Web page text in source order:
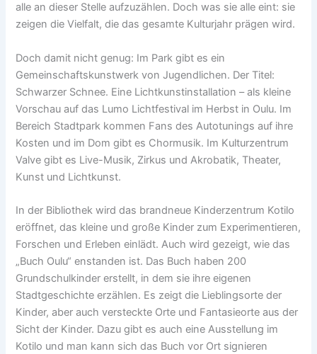
alle an dieser Stelle aufzuzählen. Doch was sie alle eint: sie
zeigen die Vielfalt, die das gesamte Kulturjahr prägen wird.
Doch damit nicht genug: Im Park gibt es ein
Gemeinschaftskunstwerk von Jugendlichen. Der Titel:
Schwarzer Schnee. Eine Lichtkunstinstallation – als kleine
Vorschau auf das Lumo Lichtfestival im Herbst in Oulu. Im
Bereich Stadtpark kommen Fans des Autotunings auf ihre
Kosten und im Dom gibt es Chormusik. Im Kulturzentrum
Valve gibt es Live-Musik, Zirkus und Akrobatik, Theater,
Kunst und Lichtkunst.
In der Bibliothek wird das brandneue Kinderzentrum Kotilo
eröffnet, das kleine und große Kinder zum Experimentieren,
Forschen und Erleben einlädt. Auch wird gezeigt, wie das
„Buch Oulu“ enstanden ist. Das Buch haben 200
Grundschulkinder erstellt, in dem sie ihre eigenen
Stadtgeschichte erzählen. Es zeigt die Lieblingsorte der
Kinder, aber auch versteckte Orte und Fantasieorte aus der
Sicht der Kinder. Dazu gibt es auch eine Ausstellung im
Kotilo und man kann sich das Buch vor Ort signieren